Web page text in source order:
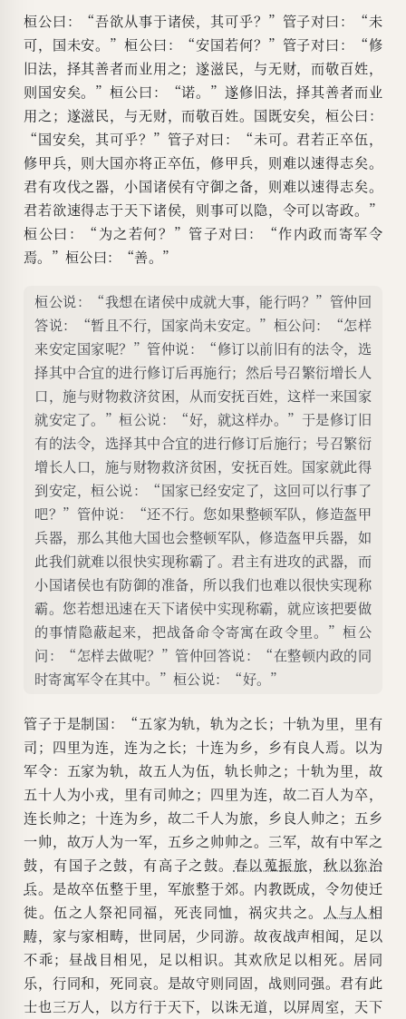
桓公曰：“吾欲从事于诸侯，其可乎？”管子对曰：“未
可，国未安。”桓公曰：“安国若何？”管子对曰：“修
旧法，择其善者而业用之；遂滋民，与无财，而敬百姓，
则国安矣。”桓公曰：“诺。”遂修旧法，择其善者而业
用之；遂滋民，与无财，而敬百姓。国既安矣，桓公曰：
“国安矣，其可乎？”管子对曰：“未可。君若正卒伍，
修甲兵，则大国亦将正卒伍，修甲兵，则难以速得志矣。
君有攻伐之器，小国诸侯有守御之备，则难以速得志矣。
君若欲速得志于天下诸侯，则事可以隐，令可以寄政。”
桓公曰：“为之若何？”管子对曰：“作内政而寄军令
焉。”桓公曰：“善。”
桓公说：“我想在诸侯中成就大事，能行吗？”管仲回
答说：“暂且不行，国家尚未安定。”桓公问：“怎样
来安定国家呢？”管仲说：“修订以前旧有的法令，选
择其中合宜的进行修订后再施行；然后号召繁衍增长人
口，施与财物救济贫困，从而安抚百姓，这样一来国家
就安定了。”桓公说：“好，就这样办。”于是修订旧
有的法令，选择其中合宜的进行修订后施行；号召繁衍
增长人口，施与财物救济贫困，安抚百姓。国家就此得
到安定，桓公说：“国家已经安定了，这回可以行事了
吧？”管仲说：“还不行。您如果整顿军队，修造盔甲
兵器，那么其他大国也会整顿军队，修造盔甲兵器，如
此我们就难以很快实现称霸了。君主有进攻的武器，而
小国诸侯也有防御的准备，所以我们也难以很快实现称
霸。您若想迅速在天下诸侯中实现称霸，就应该把要做
的事情隐蔽起来，把战备命令寄寓在政令里。”桓公
问：“怎样去做呢？”管仲回答说：“在整顿内政的同
时寄寓军令在其中。”桓公说：“好。”
管子于是制国：“五家为轨，轨为之长；十轨为里，里有
司；四里为连，连为之长；十连为乡，乡有良人焉。以为
军令：五家为轨，故五人为伍，轨长帅之；十轨为里，故
五十人为小戎，里有司帅之；四里为连，故二百人为卒，
连长帅之；十连为乡，故二千人为旅，乡良人帅之；五乡
一帅，故万人为一军，五乡之帅帅之。三军，故有中军之
鼓，有国子之鼓，有高子之鼓。 春以蒐振旅，秋以狝治
兵。是故卒伍整于里，军旅整于郊。内教既成，令勿使迁
徙。伍之人祭祀同福，死丧同恤，祸灾共之。
人与人相
畴，家与家相畴，世同居，少同游。故夜战声相闻，足以
不乖；昼战目相见，足以相识。其欢欣足以相死。居同
乐，行同和，死同哀。是故守则同固，战则同强。君有此
士也三万人，以方行于天下，以诛无道，以屏周室，天下